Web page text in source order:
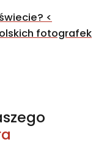
<
fotografek